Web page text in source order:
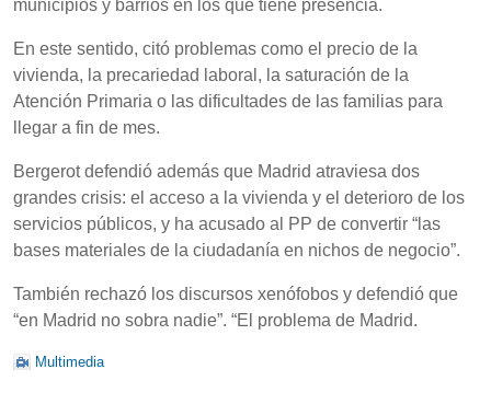
municipios y barrios en los que tiene presencia.
En este sentido, citó problemas como el precio de la
vivienda, la precariedad laboral, la saturación de la
Atención Primaria o las dificultades de las familias para
llegar a fin de mes.
Bergerot defendió además que Madrid atraviesa dos
grandes crisis: el acceso a la vivienda y el deterioro de los
servicios públicos, y ha acusado al PP de convertir “las
bases materiales de la ciudadanía en nichos de negocio”.
También rechazó los discursos xenófobos y defendió que
“en Madrid no sobra nadie”. “El problema de Madrid.
Multimedia